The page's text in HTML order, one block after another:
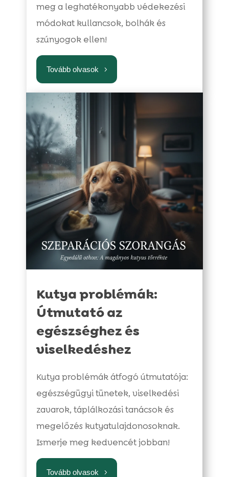
meg a leghatékonyabb védekezési
módokat kullancsok, bolhák és
szúnyogok ellen!
Tovább olvasok
Kutya problémák:
Útmutató az
egészséghez és
viselkedéshez
Kutya problémák átfogó útmutatója:
egészségügyi tünetek, viselkedési
zavarok, táplálkozási tanácsok és
megelőzés kutyatulajdonosoknak.
Ismerje meg kedvencét jobban!
Tovább olvasok